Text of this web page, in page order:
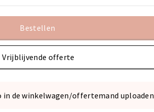
Bestellen
Vrijblijvende offerte
in de winkelwagen/offertemand uploaden